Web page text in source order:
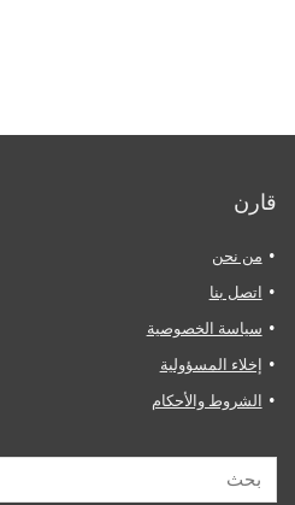
قارن
من نحن
اتصل بنا
سياسة الخصوصية
إخلاء المسؤولية
الشروط والأحكام